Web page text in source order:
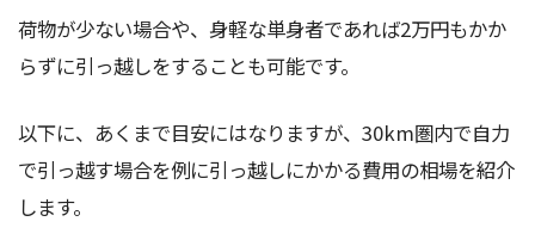
荷物が少ない場合や、身軽な単身者であれば2万円もかか
らずに引っ越しをすることも可能です。
以下に、あくまで目安にはなりますが、30km圏内で自力
で引っ越す場合を例に引っ越しにかかる費用の相場を紹介
します。